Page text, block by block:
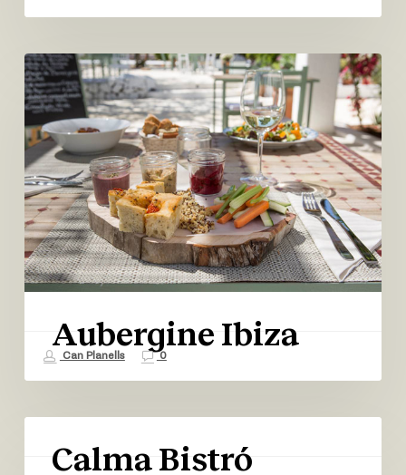
Aubergine
Ibiza
Aubergine Ibiza
Can Planells 0
BistróCalma Bistró